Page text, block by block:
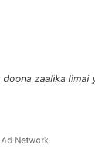
zaalika
Network